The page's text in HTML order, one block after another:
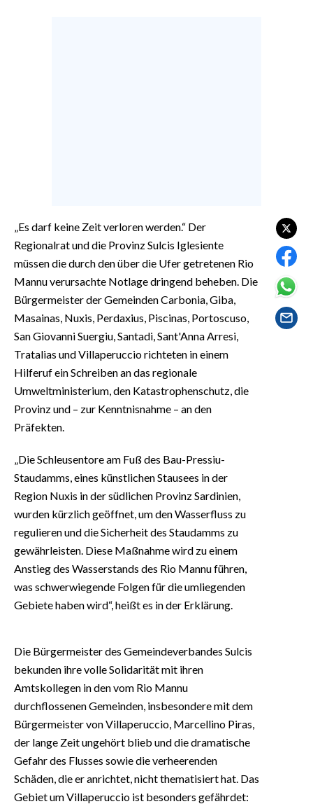
VIDEO
INFO AZIENDE
ANNUNCI
NECROLOGI
PUBBLICITÀ
SPIAGGE
STORE
„Es darf keine Zeit verloren werden.“ Der
Regionalrat und die Provinz Sulcis Iglesiente
müssen die durch den über die Ufer getretenen Rio
Mannu verursachte Notlage dringend beheben. Die
Bürgermeister der Gemeinden Carbonia, Giba,
Masainas, Nuxis, Perdaxius, Piscinas, Portoscuso,
San Giovanni Suergiu, Santadi, Sant'Anna Arresi,
Tratalias und Villaperuccio richteten in einem
Hilferuf ein Schreiben an das regionale
Umweltministerium, den Katastrophenschutz, die
Provinz und – zur Kenntnisnahme – an den
Präfekten.
„Die Schleusentore am Fuß des Bau-Pressiu-
Staudamms, eines künstlichen Stausees in der
Region Nuxis in der südlichen Provinz Sardinien,
wurden kürzlich geöffnet, um den Wasserfluss zu
regulieren und die Sicherheit des Staudamms zu
gewährleisten. Diese Maßnahme wird zu einem
Anstieg des Wasserstands des Rio Mannu führen,
was schwerwiegende Folgen für die umliegenden
Gebiete haben wird“, heißt es in der Erklärung.
Die Bürgermeister des Gemeindeverbandes Sulcis
bekunden ihre volle Solidarität mit ihren
Amtskollegen in den vom Rio Mannu
durchflossenen Gemeinden, insbesondere mit dem
Bürgermeister von Villaperuccio, Marcellino Piras,
der lange Zeit ungehört blieb und die dramatische
Gefahr des Flusses sowie die verheerenden
Schäden, die er anrichtet, nicht thematisiert hat. Das
Gebiet um Villaperuccio ist besonders gefährdet: